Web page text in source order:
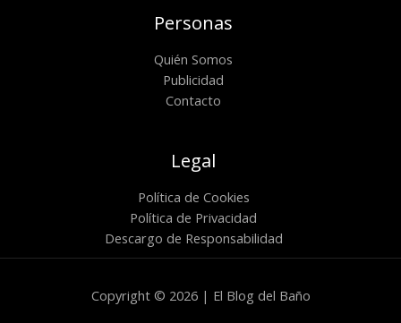
Personas
Quién Somos
Publicidad
Contacto
Legal
Política de Cookies
Política de Privacidad
Descargo de Responsabilidad
Copyright © 2026 | El Blog del Baño